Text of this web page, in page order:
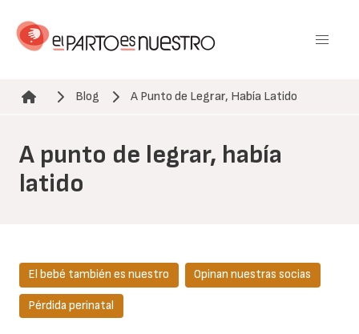
contenido
Ruta de navegación
Blog A Punto de Legrar, Había Latido
A punto de legrar, había
latido
El bebé también es nuestro Opinan nuestras socias
Pérdida perinatal